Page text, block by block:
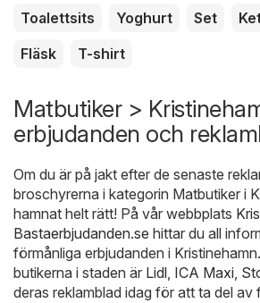
Toalettsits
Yoghurt Set
Fläsk
T-shirt
Matbutiker >
erbjudanden och
Om du är på jakt efter de senaste
broschyrerna i kategorin Matbutiker i
hamnat helt rätt! På vår webbplats
Bastaerbjudanden.se hittar du all
förmånliga erbjudanden i
butikerna i staden är Lidl, ICA Maxi,
deras reklamblad idag för att ta del av